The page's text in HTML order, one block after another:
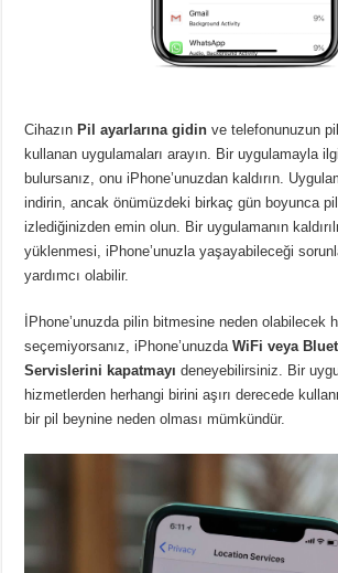
Cihazın Pil ayarlarına gidin ve telefonunuzun
kullanan uygulamaları arayın. Bir uygulamayla
bulursanız, onu iPhone’unuzdan kaldırın.
indirin, ancak önümüzdeki birkaç gün boyunca
izlediğinizden emin olun. Bir uygulamanın
yüklenmesi, iPhone’unuzla yaşayabileceği
yardımcı olabilir.
İPhone’unuzda pilin bitmesine neden olabilecek
seçemiyorsanız, iPhone’unuzdaWiFi veya
Servislerini kapatmayı deneyebilirsiniz. Bir
hizmetlerden herhangi birini aşırı derecede
bir pil beynine neden olması mümkündür.